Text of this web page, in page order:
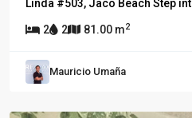
Linda #503, Jaco Beach Step int
2 2 81.00 m2
Mauricio Umaña